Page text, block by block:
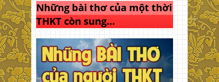
Những bài thơ của một thời
THKT còn sung…